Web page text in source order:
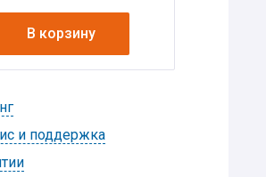
В корзину
и поддержка